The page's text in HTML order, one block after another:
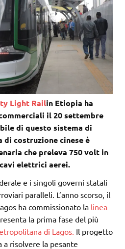
Light Railin Etiopia ha
il 20 settembre
di questo sistema di
costruzione cinese è
che preleva 750 volt in
elettrici aerei.
e i singoli governi statali
paralleli. L’anno scorso, il
ha commissionato la linea
la prima fase del più
di Lagos. Il progetto
risolvere la pesante